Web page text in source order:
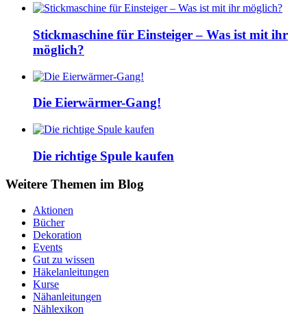
Stickmaschine für Einsteiger – Was ist mit ihr
möglich?
Die Eierwärmer-Gang!
Die richtige Spule kaufen
Weitere Themen im Blog
Aktionen
Bücher
Dekoration
Events
Gut zu wissen
Häkelanleitungen
Kurse
Nähanleitungen
Nählexikon